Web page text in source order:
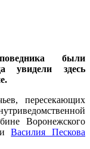
были
увидели здесь
пересекающих
Воронежского
Василия Пескова